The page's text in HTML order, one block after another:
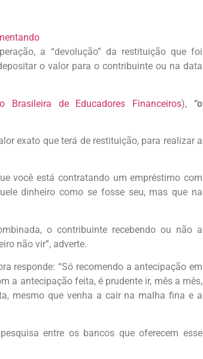
a “devolução” da restituição que foi
o valor para o contribuinte ou na data
Brasileira de Educadores Financeiros), “o
exato que terá de restituição, para realizar a
você está contratando um empréstimo com
dinheiro como se fosse seu, mas que na
o contribuinte recebendo ou não a
não vir”, adverte.
responde: “Só recomendo a antecipação em
a antecipação feita, é prudente ir, mês a mês,
mesmo que venha a cair na malha fina e a
entre os bancos que oferecem esse